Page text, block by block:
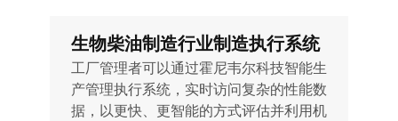
生物柴油制造行业制造执行系统
工厂管理者可以通过霍尼韦尔科技智能生
产管理执行系统，实时访问复杂的性能数
据，以更快、更智能的方式评估并利用机